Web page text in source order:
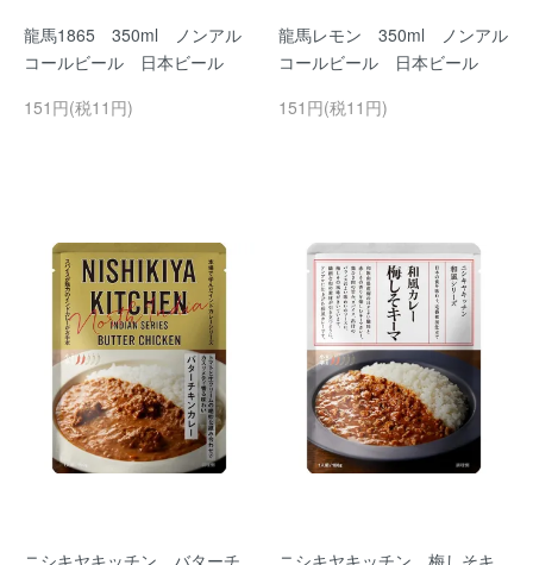
龍馬1865 350ml ノンアル
コールビール 日本ビール
151円(税11円)
龍馬レモン 350ml ノンアル
コールビール 日本ビール
151円(税11円)